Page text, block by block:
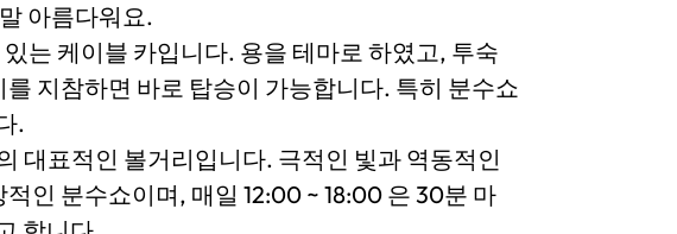
아름다워요.
는 케이블 카입니다. 용을 테마로 하였고, 투숙
지참하면 바로 탑승이 가능합니다. 특히 분수쇼
.
대표적인 볼거리입니다. 극적인 빛과 역동적인
인 분수쇼이며, 매일 12:00 ~ 18:00 은 30분 마